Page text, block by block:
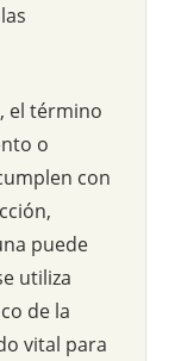
el término
o
con
puede
utiliza
de la
vital para